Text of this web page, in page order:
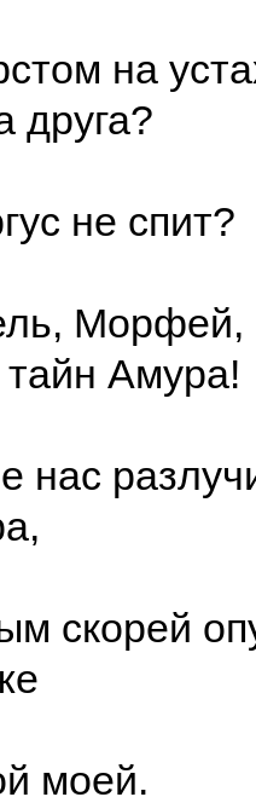
на
друга?
не спит?
Морфей,
Амура!
нас
скорей
моей.